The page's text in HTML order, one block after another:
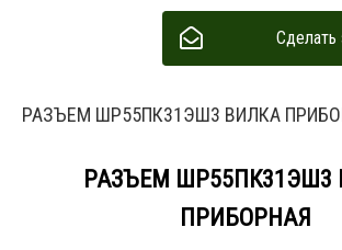
Сделать
РАЗЪЕМ ШР55ПК31ЭШ3 ВИЛКА
РАЗЪЕМ ШР55ПК31ЭШ3
ПРИБОРНАЯ